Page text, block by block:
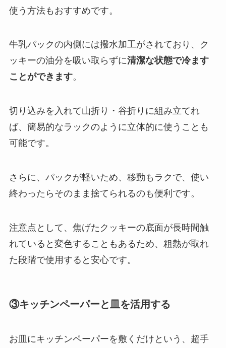
使う方法もおすすめです。
牛乳パックの内側には撥水加工がされており、ク
ッキーの油分を吸い取らずに清潔な状態で冷ます
ことができます。
切り込みを入れて山折り・谷折りに組み立てれ
ば、簡易的なラックのように立体的に使うことも
可能です。
さらに、パックが軽いため、移動もラクで、使い
終わったらそのまま捨てられるのも便利です。
注意点として、焦げたクッキーの底面が長時間触
れていると変色することもあるため、粗熱が取れ
た段階で使用すると安心です。
③キッチンペーパーと皿を活用する
お皿にキッチンペーパーを敷くだけという、超手